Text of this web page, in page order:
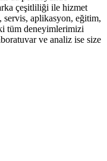
çeşitliliği ile hizmet
servis, aplikasyon, eğitim,
tüm deneyimlerimizi
ve analiz ise size